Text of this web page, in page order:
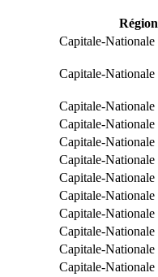
Région
Capitale-Nationale
Capitale-Nationale
Capitale-Nationale
Capitale-Nationale
Capitale-Nationale
Capitale-Nationale
Capitale-Nationale
Capitale-Nationale
Capitale-Nationale
Capitale-Nationale
Capitale-Nationale
Capitale-Nationale